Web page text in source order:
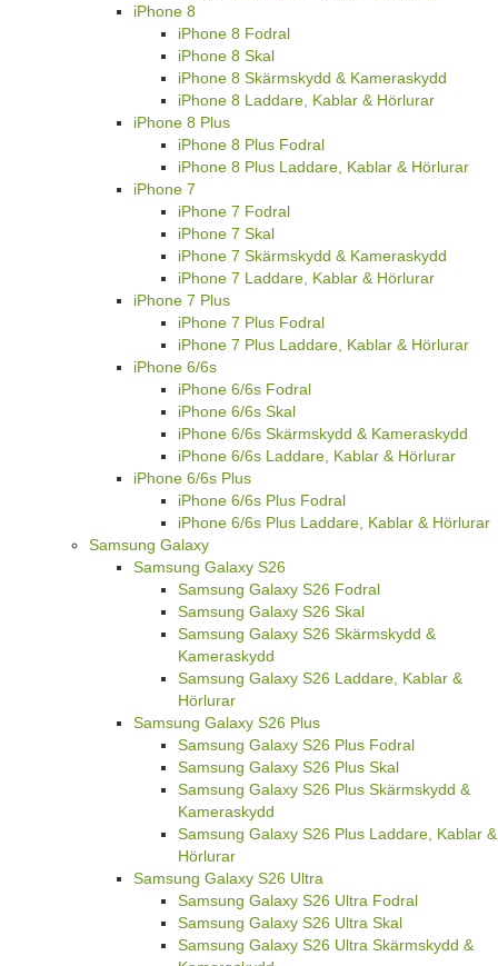
iPhone 8
iPhone 8 Fodral
iPhone 8 Skal
iPhone 8 Skärmskydd & Kameraskydd
iPhone 8 Laddare, Kablar & Hörlurar
iPhone 8 Plus
iPhone 8 Plus Fodral
iPhone 8 Plus Laddare, Kablar & Hörlurar
iPhone 7
iPhone 7 Fodral
iPhone 7 Skal
iPhone 7 Skärmskydd & Kameraskydd
iPhone 7 Laddare, Kablar & Hörlurar
iPhone 7 Plus
iPhone 7 Plus Fodral
iPhone 7 Plus Laddare, Kablar & Hörlurar
iPhone 6/6s
iPhone 6/6s Fodral
iPhone 6/6s Skal
iPhone 6/6s Skärmskydd & Kameraskydd
iPhone 6/6s Laddare, Kablar & Hörlurar
iPhone 6/6s Plus
iPhone 6/6s Plus Fodral
iPhone 6/6s Plus Laddare, Kablar & Hörlurar
Samsung Galaxy
Samsung Galaxy S26
Samsung Galaxy S26 Fodral
Samsung Galaxy S26 Skal
Samsung Galaxy S26 Skärmskydd &
Kameraskydd
Samsung Galaxy S26 Laddare, Kablar &
Hörlurar
Samsung Galaxy S26 Plus
Samsung Galaxy S26 Plus Fodral
Samsung Galaxy S26 Plus Skal
Samsung Galaxy S26 Plus Skärmskydd &
Kameraskydd
Samsung Galaxy S26 Plus Laddare, Kablar &
Hörlurar
Samsung Galaxy S26 Ultra
Samsung Galaxy S26 Ultra Fodral
Samsung Galaxy S26 Ultra Skal
Samsung Galaxy S26 Ultra Skärmskydd &